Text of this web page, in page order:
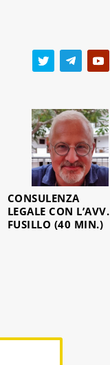
CONSULENZA
LEGALE CON L’AVV.
FUSILLO (40 MIN.)